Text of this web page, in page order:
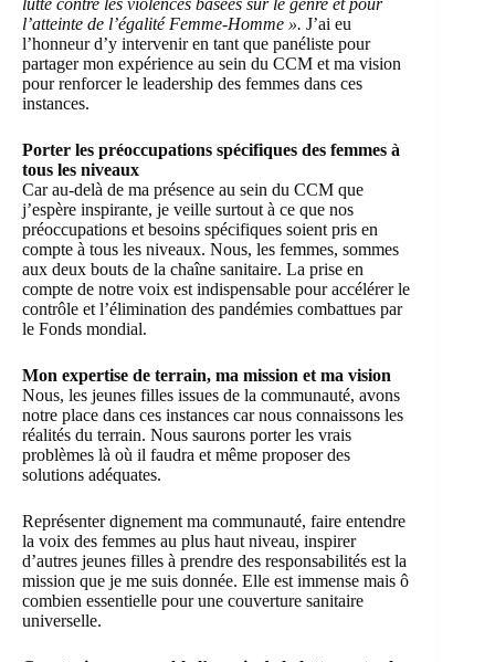
l’atteinte de l’égalité Femme-Homme ». J’ai eu
l’honneur d’y intervenir en tant que panéliste pour
partager mon expérience au sein du CCM et ma vision
pour renforcer le leadership des femmes dans ces
instances.
Porter les préoccupations spécifiques des femmes à
tous les niveaux
Car au-delà de ma présence au sein du CCM que
j’espère inspirante, je veille surtout à ce que nos
préoccupations et besoins spécifiques soient pris en
compte à tous les niveaux. Nous, les femmes, sommes
aux deux bouts de la chaîne sanitaire. La prise en
compte de notre voix est indispensable pour accélérer le
contrôle et l’élimination des pandémies combattues par
le Fonds mondial.
Mon expertise de terrain, ma mission et ma vision
Nous, les jeunes filles issues de la communauté, avons
notre place dans ces instances car nous connaissons les
réalités du terrain. Nous saurons porter les vrais
problèmes là où il faudra et même proposer des
solutions adéquates.
Représenter dignement ma communauté, faire entendre
la voix des femmes au plus haut niveau, inspirer
d’autres jeunes filles à prendre des responsabilités est la
mission que je me suis donnée. Elle est immense mais ô
combien essentielle pour une couverture sanitaire
universelle.